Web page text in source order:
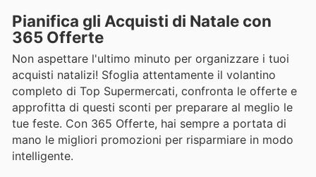
Pianifica gli Acquisti di Natale con
365 Offerte
Non aspettare l'ultimo minuto per organizzare i tuoi
acquisti natalizi! Sfoglia attentamente il volantino
completo di Top Supermercati, confronta le offerte e
approfitta di questi sconti per preparare al meglio le
tue feste. Con 365 Offerte, hai sempre a portata di
mano le migliori promozioni per risparmiare in modo
intelligente.